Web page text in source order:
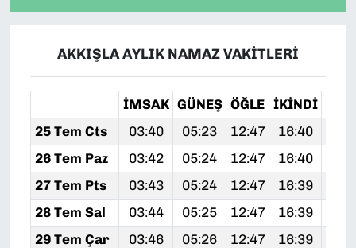
AKKIŞLA AYLIK NAMAZ VAKITLERI
İMSAK GÜNEŞ ÖĞLE İKINDI
25 Tem Cts
03:40 05:23 12:47 16:40
26 Tem Paz
03:42 05:24 12:47 16:40
27 Tem Pts
03:43 05:24 12:47 16:39
28 Tem Sal
03:44 05:25 12:47 16:39
29 Tem Çar
03:46 05:26 12:47 16:39